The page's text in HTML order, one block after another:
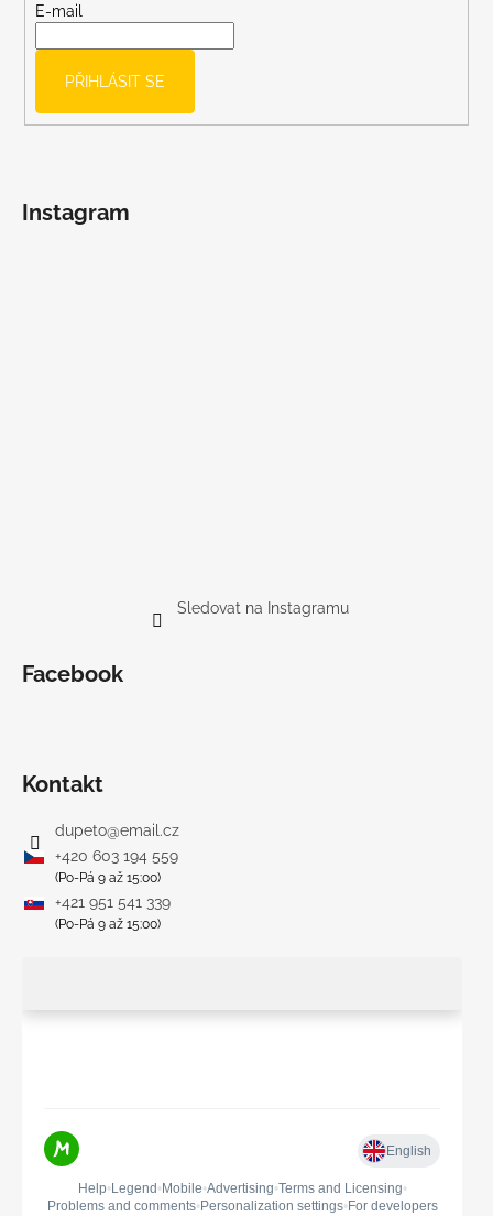
E-mail
PŘIHLÁSIT SE
Instagram
Sledovat na Instagramu
Facebook
Kontakt
dupeto@email.cz
+420 603 194 559
(Po-Pá 9 až 15:00)
+421 951 541 339
(Po-Pá 9 až 15:00)